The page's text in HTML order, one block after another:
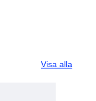
Visa alla